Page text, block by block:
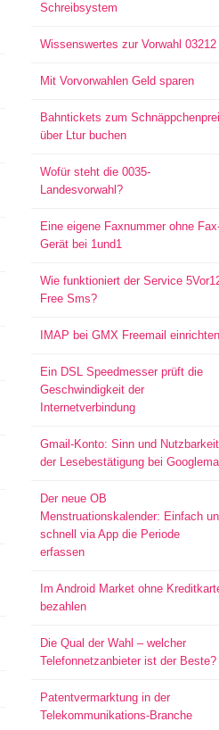
Schreibsystem
Wissenswertes zur Vorwahl 03212
Mit Vorvorwahlen Geld sparen
Bahntickets zum
über Ltur buchen
Wofür steht die 0035-
Landesvorwahl?
Eine eigene Faxnummer ohne
Gerät bei 1und1
Wie funktioniert der Service
Free Sms?
IMAP bei GMX Freemail einrichten
Ein DSL Speedmesser prüft die
Geschwindigkeit der
Internetverbindung
Gmail-Konto: Sinn und Nutzbarkeit
der Lesebestätigung bei
Der neue OB
Menstruationskalender: Einfach
schnell via App die Periode
erfassen
Im Android Market ohne
bezahlen
Die Qual der Wahl – welcher
Telefonnetzanbieter ist der Beste?
Patentvermarktung in der
Telekommunikations-Branche